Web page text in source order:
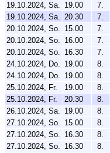
19.10.2024, Sa. 19.00 7.
19.10.2024, Sa. 20.30 7.
20.10.2024, So. 15.00 7.
20.10.2024, So. 16.00 7.
20.10.2024, So. 16.30 7.
24.10.2024, Do. 19.00 8.
24.10.2024, Do. 19.00 8.
25.10.2024, Fr.
19.00 8.
25.10.2024, Fr.
20.30 8.
26.10.2024, Sa. 19.00 8.
27.10.2024, So. 15.00 8.
27.10.2024, So. 16.30 8.
27.10.2024, So. 16.30 8.